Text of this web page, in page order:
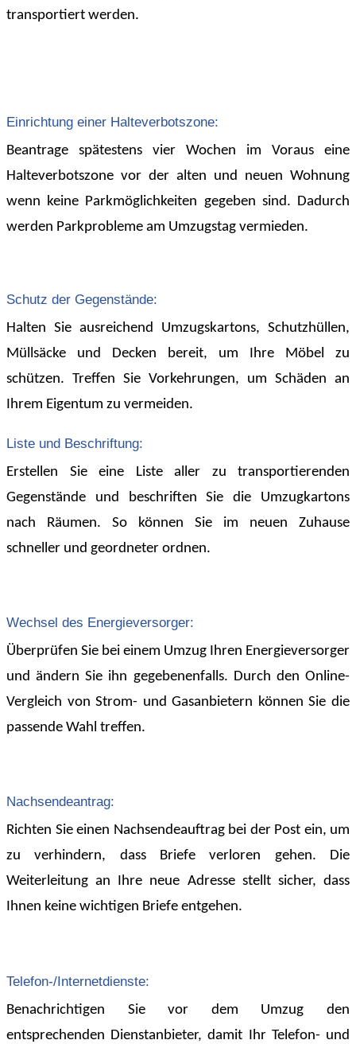
transportiert werden.
Einrichtung einer Halteverbotszone:
Beantrage spätestens vier Wochen im Voraus eine
Halteverbotszone vor der alten und neuen Wohnung
wenn keine Parkmöglichkeiten gegeben sind. Dadurch
werden Parkprobleme am Umzugstag vermieden.
Schutz der Gegenstände:
Halten Sie ausreichend Umzugskartons, Schutzhüllen,
Müllsäcke und Decken bereit, um Ihre Möbel zu
schützen. Treffen Sie Vorkehrungen, um Schäden an
Ihrem Eigentum zu vermeiden.
Liste und Beschriftung:
Erstellen Sie eine Liste aller zu transportierenden
Gegenstände und beschriften Sie die Umzugkartons
nach Räumen. So können Sie im neuen Zuhause
schneller und geordneter ordnen.
Wechsel des Energieversorger:
Überprüfen Sie bei einem Umzug Ihren Energieversorger
und ändern Sie ihn gegebenenfalls. Durch den Online-
Vergleich von Strom- und Gasanbietern können Sie die
passende Wahl treffen.
Nachsendeantrag:
Richten Sie einen Nachsendeauftrag bei der Post ein, um
zu verhindern, dass Briefe verloren gehen. Die
Weiterleitung an Ihre neue Adresse stellt sicher, dass
Ihnen keine wichtigen Briefe entgehen.
Telefon-/Internetdienste:
Benachrichtigen Sie vor dem Umzug den
entsprechenden Dienstanbieter, damit Ihr Telefon- und